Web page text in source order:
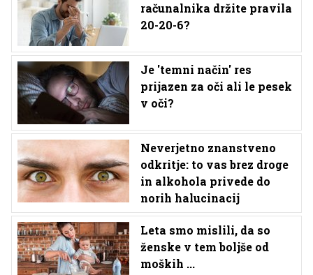
računalnika držite pravila
20-20-6?
Je 'temni način' res
prijazen za oči ali le pesek
v oči?
Neverjetno znanstveno
odkritje: to vas brez droge
in alkohola privede do
norih halucinacij
Leta smo mislili, da so
ženske v tem boljše od
moških ...